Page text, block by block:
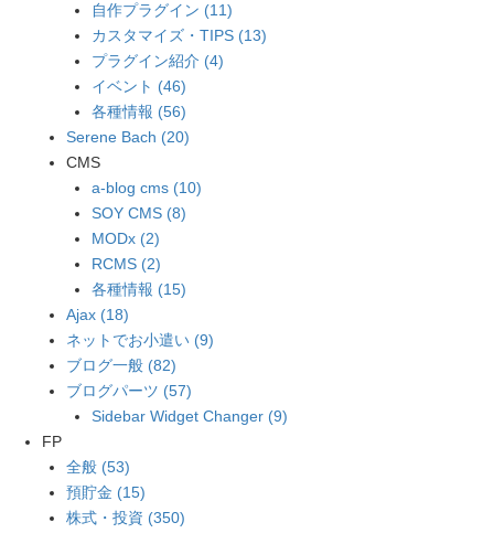
自作プラグイン (11)
カスタマイズ・TIPS (13)
プラグイン紹介 (4)
イベント (46)
各種情報 (56)
Serene Bach (20)
CMS
a-blog cms (10)
SOY CMS (8)
MODx (2)
RCMS (2)
各種情報 (15)
Ajax (18)
ネットでお小遣い (9)
ブログ一般 (82)
ブログパーツ (57)
Sidebar Widget Changer (9)
FP
全般 (53)
預貯金 (15)
株式・投資 (350)